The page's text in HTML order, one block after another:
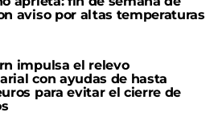
aviso por altas temperaturas
impulsa el relevo
con ayudas de hasta
para evitar el cierre de